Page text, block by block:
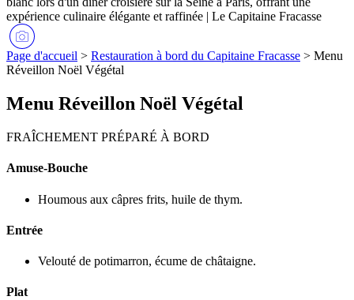
Page d'accueil > Restauration à bord du Capitaine Fracasse > Menu
Réveillon Noël Végétal
Menu Réveillon Noël Végétal
FRAÎCHEMENT PRÉPARÉ À BORD
Amuse-Bouche
Houmous aux câpres frits, huile de thym.
Entrée
Velouté de potimarron, écume de châtaigne.
Plat